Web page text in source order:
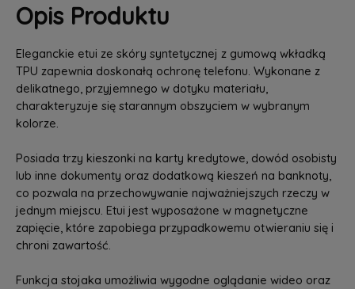
Opis Produktu
Eleganckie etui ze skóry syntetycznej z gumową wkładką
TPU zapewnia doskonałą ochronę telefonu. Wykonane z
delikatnego, przyjemnego w dotyku materiału,
charakteryzuje się starannym obszyciem w wybranym
kolorze.
Posiada trzy kieszonki na karty kredytowe, dowód osobisty
lub inne dokumenty oraz dodatkową kieszeń na banknoty,
co pozwala na przechowywanie najważniejszych rzeczy w
jednym miejscu. Etui jest wyposażone w magnetyczne
zapięcie, które zapobiega przypadkowemu otwieraniu się i
chroni zawartość.
Funkcja stojaka umożliwia wygodne oglądanie wideo oraz